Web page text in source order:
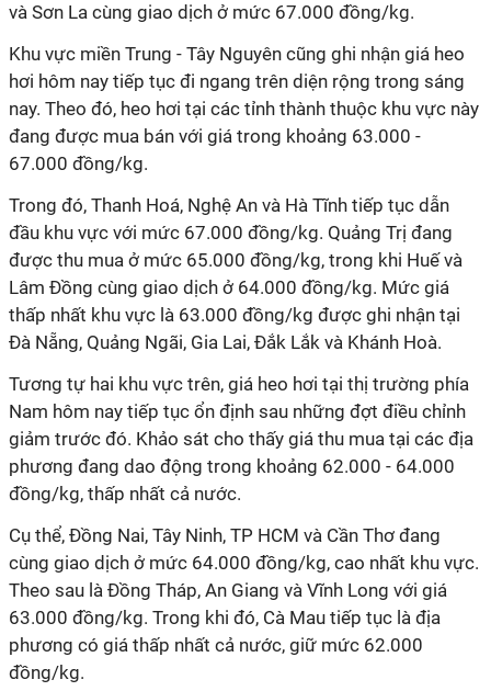
và Sơn La cùng giao dịch ở mức 67.000 đồng/kg.
Khu vực miền Trung - Tây Nguyên cũng ghi nhận giá heo
hơi hôm nay tiếp tục đi ngang trên diện rộng trong sáng
nay. Theo đó, heo hơi tại các tỉnh thành thuộc khu vực này
đang được mua bán với giá trong khoảng 63.000 -
67.000 đồng/kg.
Trong đó, Thanh Hoá, Nghệ An và Hà Tĩnh tiếp tục dẫn
đầu khu vực với mức 67.000 đồng/kg. Quảng Trị đang
được thu mua ở mức 65.000 đồng/kg, trong khi Huế và
Lâm Đồng cùng giao dịch ở 64.000 đồng/kg. Mức giá
thấp nhất khu vực là 63.000 đồng/kg được ghi nhận tại
Đà Nẵng, Quảng Ngãi, Gia Lai, Đắk Lắk và Khánh Hoà.
Tương tự hai khu vực trên, giá heo hơi tại thị trường phía
Nam hôm nay tiếp tục ổn định sau những đợt điều chỉnh
giảm trước đó. Khảo sát cho thấy giá thu mua tại các địa
phương đang dao động trong khoảng 62.000 - 64.000
đồng/kg, thấp nhất cả nước.
Cụ thể, Đồng Nai, Tây Ninh, TP HCM và Cần Thơ đang
cùng giao dịch ở mức 64.000 đồng/kg, cao nhất khu vực.
Theo sau là Đồng Tháp, An Giang và Vĩnh Long với giá
63.000 đồng/kg. Trong khi đó, Cà Mau tiếp tục là địa
phương có giá thấp nhất cả nước, giữ mức 62.000
đồng/kg.